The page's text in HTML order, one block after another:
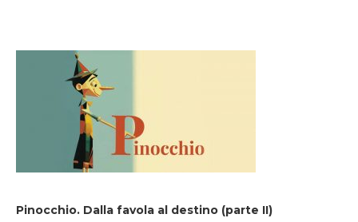
Pinocchio. Dalla favola al destino (parte II)